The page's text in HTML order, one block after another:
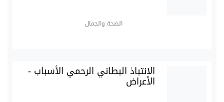
الصحة والجمال
الانتباذ البطاني الرحمي الأسباب -
الأعراض